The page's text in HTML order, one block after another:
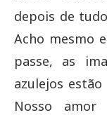
depois de
Acho mesmo
passe, as
azulejos
Nosso